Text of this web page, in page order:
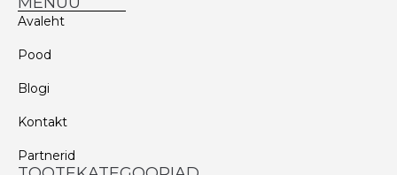
Avaleht
Pood
Blogi
Kontakt
Partnerid